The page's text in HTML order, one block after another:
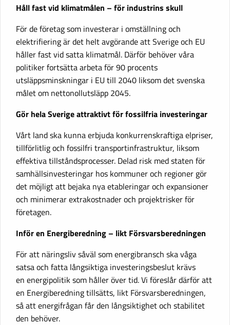
Håll fast vid klimatmålen – för industrins skull
För de företag som investerar i omställning och
elektrifiering är det helt avgörande att Sverige och EU
håller fast vid satta klimatmål. Därför behöver våra
politiker fortsätta arbeta för 90 procents
utsläppsminskningar i EU till 2040 liksom det svenska
målet om nettonollutsläpp 2045.
Gör hela Sverige attraktivt för fossilfria investeringar
Vårt land ska kunna erbjuda konkurrenskraftiga elpriser,
tillförlitlig och fossilfri transportinfrastruktur, liksom
effektiva tillståndsprocesser. Delad risk med staten för
samhällsinvesteringar hos kommuner och regioner gör
det möjligt att bejaka nya etableringar och expansioner
och minimerar extrakostnader och projektrisker för
företagen.
Inför en Energiberedning – likt Försvarsberedningen
För att näringsliv såväl som energibransch ska våga
satsa och fatta långsiktiga investeringsbeslut krävs
en energipolitik som håller över tid. Vi föreslår därför att
en Energiberedning tillsätts, likt Försvarsberedningen,
så att energifrågan får den långsiktighet och stabilitet
den behöver.